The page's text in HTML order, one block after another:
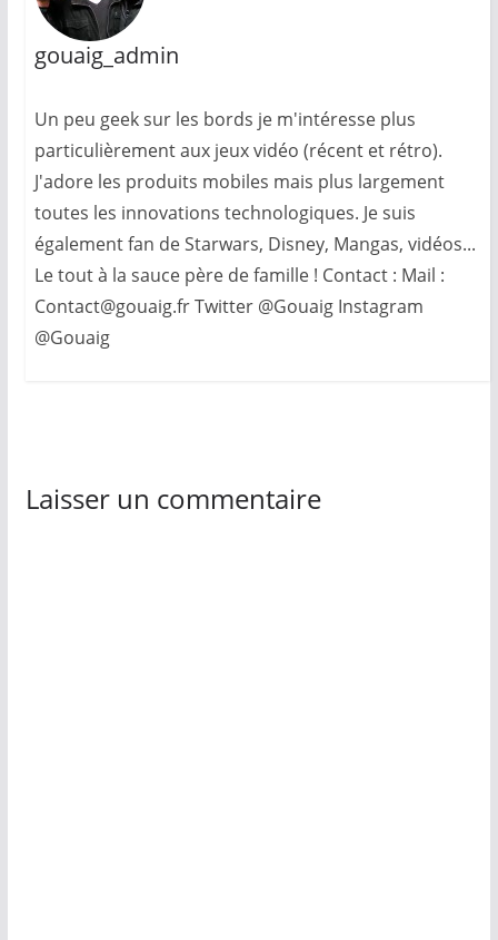
gouaig_admin
Un peu geek sur les bords je m'intéresse plus
particulièrement aux jeux vidéo (récent et rétro).
J'adore les produits mobiles mais plus largement
toutes les innovations technologiques. Je suis
également fan de Starwars, Disney, Mangas, vidéos...
Le tout à la sauce père de famille ! Contact : Mail :
Contact@gouaig.fr Twitter @Gouaig Instagram
@Gouaig
Laisser un commentaire